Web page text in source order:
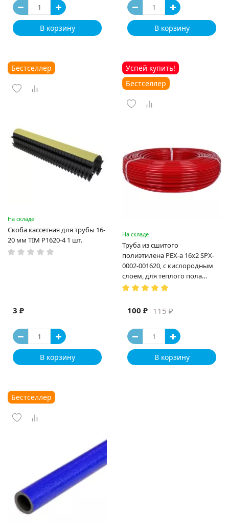
В корзину В корзину
Бестселлер
На складе
Скоба кассетная для трубы 16-
20 мм TIM P1620-4 1 шт.
3 ₽
В корзину
Успей купить!
Бестселлер
На складе
Труба из сшитого
полиэтилена PEX-a 16х2 SPX-
0002-001620, с кислородным
слоем, для теплого пола
(Испания)
115 ₽
100 ₽
В корзину
Бестселлер